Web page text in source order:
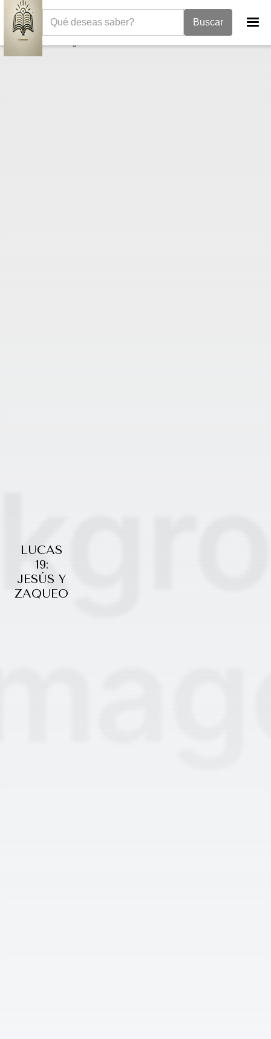
LUCAS
19:
JESÚS Y
ZAQUEO
La Biblia